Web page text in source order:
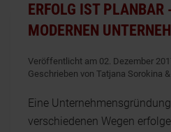
ERFOLG IST PLANBAR
MODERNEN
Veröffentlicht am 02. Dezember
Geschrieben von Tatjana Sorokina
Eine
verschiedenen Wegen